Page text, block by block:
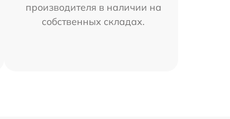
производителя в наличии на
собственных складах.